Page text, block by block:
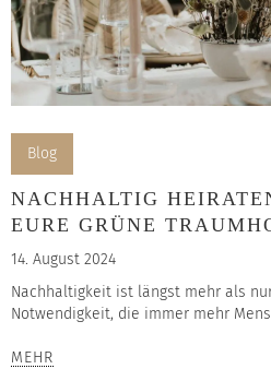
Blog
NACHHALTIG
EURE GRÜNE
14. August 2024
Nachhaltigkeit ist längst mehr als
Notwendigkeit, die immer mehr
MEHR